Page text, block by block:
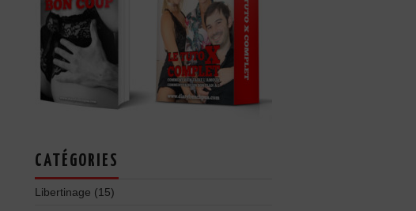
CATÉGORIES
Libertinage (15)